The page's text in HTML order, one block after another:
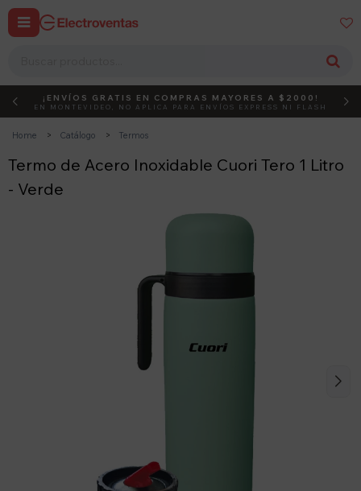
 
DEBUT ACTIVÁ EL CÓDIGO
¡ENVÍOS GRATIS EN COMPRAS MAYORES A $2000!
EN MONTEVIDEO, NO APLICA PARA ENVÍOS EXPRESS NI FLASH
Home Catálogo Termos
Termo de Acero Inoxidable Cuori Tero 1 Litro
- Verde